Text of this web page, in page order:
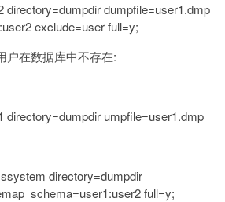
directory=dumpdir dumpfile=user1.dmp
exclude=user full=y;
户在数据库中不存在:
directory=dumpdir umpfile=user1.dmp
directory=dumpdir
full=y;